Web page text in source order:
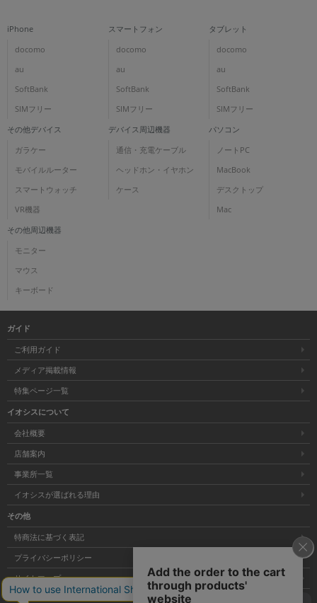
iPhone
docomo
au
SoftBank
SIMフリー
スマートフォン
docomo
au
SoftBank
SIMフリー
タブレット
docomo
au
SoftBank
SIMフリー
その他デバイス
ガラケー
モバイルルーター
スマートウォッチ
VR機器
デバイス周辺機器
通信・充電ケーブル
ヘッドホン・イヤホン
ケース
パソコン
ノートPC
MacBook
デスクトップ
Mac
その他周辺機器
モニター
マウス
キーボード
ガイド
ご利用ガイド
メディア掲載情報
特集ページ一覧
イオシスについて
会社概要
店舗案内
事業所一覧
イオシスが選ばれる理由
その他
特商法に基づく表記
プライバシーポリシー
サイトマップ